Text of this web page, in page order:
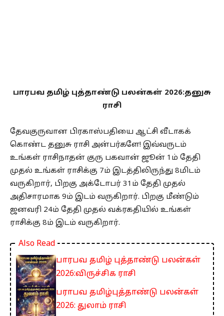
பாரபவ தமிழ் புத்தாண்டு பலன்கள் 2026:தனுசு
ராசி
தேவகுருவான பிரகாஸ்பதியை ஆட்சி வீடாகக்
கொண்ட தனுசு ராசி அன்பர்களே! இவ்வருடம்
உங்கள் ராசிநாதன் குரு பகவான் ஜூன் 1ம் தேதி
முதல் உங்கள் ராசிக்கு 7ம் இடத்திலிருந்து 8மிடம்
வருகிறார், பிறகு அக்டோபர் 31ம் தேதி முதல்
அதிசாரமாக 9ம் இடம் வருகிறார். பிறகு மீண்டும்
ஜனவரி 24ம் தேதி முதல் வக்ரகதியில் உங்கள்
ராசிக்கு 8ம் இடம் வருகிறார்.
Also Read
பாரபவ தமிழ் புத்தாண்டு பலன்கள்
2026:விருச்சிக ராசி
பராபவ தமிழ்புத்தாண்டு பலன்கள்
2026: துலாம் ராசி